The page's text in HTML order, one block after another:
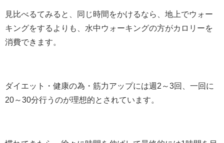
見比べるてみると、同じ時間をかけるなら、地上でウォー
キングをするよりも、水中ウォーキングの方がカロリーを
消費できます。
ダイエット・健康の為・筋力アップには週2～3回、一回に
20～30分行うのが理想的とされています。